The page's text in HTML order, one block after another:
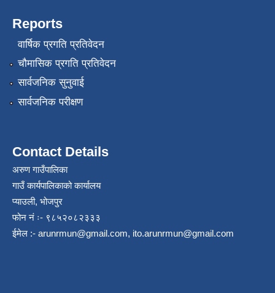
Reports
वार्षिक प्रगति प्रतिवेदन
चौमासिक प्रगति प्रतिवेदन
सार्वजनिक सुनुवाई
सार्वजनिक परीक्षण
Contact Details
अरुण गाउँपालिका
गाउँ कार्यपालिकाको कार्यालय
प्याउली, भोजपुर
फोन नं ः- ९८५२०८२३३३
ईमेल :- arunrmun@gmail.com, ito.arunrmun@gmail.com